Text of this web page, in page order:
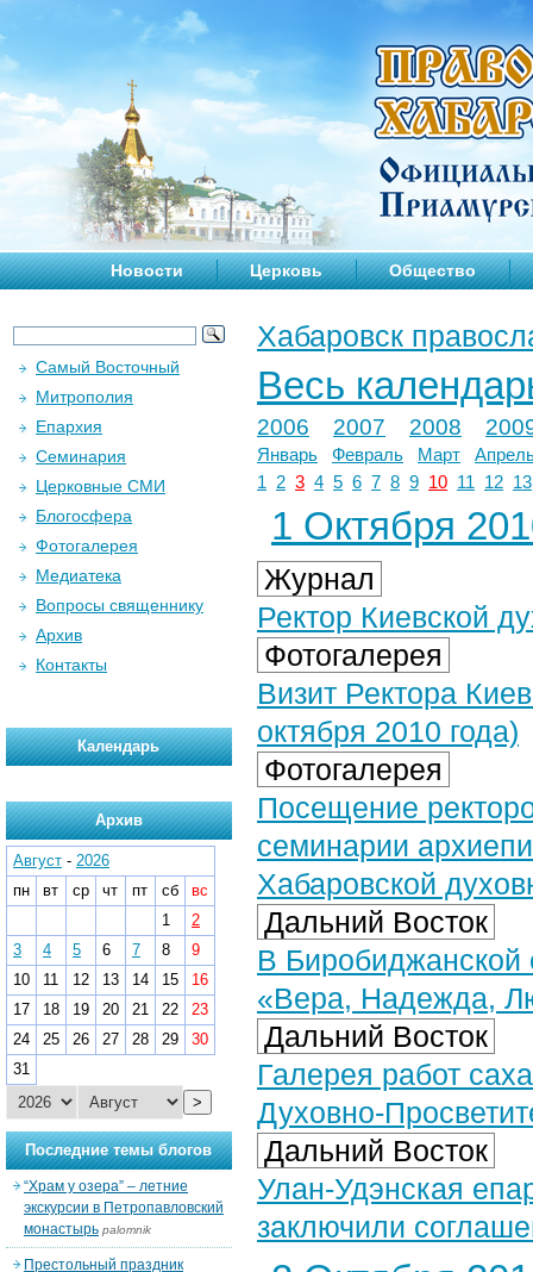
Новости Церковь Общество
Хабаровск
Весь
2006 2007 2008
Январь Февраль Март
1
2 3 4 5 6 7 8 9 10 11 12 13
1 Октября
Журнал
Ректор Киевской
Фотогалерея
Визит Ректора
октября 2010 года)
Фотогалерея
Посещение
семинарии
Хабаровской
Дальний Восток
В Биробиджанской
«Вера, Надежда,
Дальний Восток
Галерея работ
Духовно-
Дальний Восток
Улан-Удэнская
заключили
Самый Восточный
Митрополия
Епархия
Семинария
Церковные СМИ
Блогосфера
Фотогалерея
Медиатека
Вопросы священнику
Архив
Контакты
Календарь
Архив
Август - 2026
пн
вт ср чт пт сб
вс
1
2
3
4 5 6 7 8
9
10
11 12 13 14 15
16
17
18 19 20 21 22
23
24
25 26 27 28 29
30
31
>
Последние темы блогов
“Храм у озера” – летние
экскурсии в Петропавловский
монастырь palomnik
Престольный праздник